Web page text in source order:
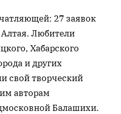
27 заявок
Алтая. Любители
Хабарского
и других
свой творческий
авторам
Балашихи.